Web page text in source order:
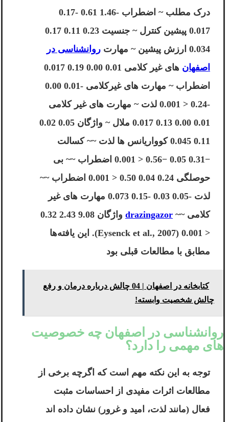
درک مطلب ~ اضطراب -1.46 0.61 -0.17
0.017 پیشین کنترل ~ جنسیت 0.23 0.11 0.17
0.034 ارزش پیشین ~ مهارت
روانشناسی در
اصفهان
های غیر کلامی 0.01 0.00 0.19 0.017
اضطراب ~ مهارت های غیرکلامی -0.01 0.00
-0.24 < 0.001 لذت ~ مهارت های غیر کلامی
0.01 0.00 0.13 0.017 ملال ~ واژگان 0.05 0.02
0.11 0.045 کوواریانس ها لذت ~~ کسالت
−0.31 0.05 −0.56 < 0.001 اضطراب ~~ بی
حوصلگی 0.24 0.04 0.50 < 0.001 اضطراب ~~
لذت -0.05 0.03 -0.15 0.073 مهارت های غیر
کلامی ~~ drazingazor
واژگان 9.08 2.43 0.32
< 0.001 (Eysenck et al., 2007). این یافته‌ها
مطابق با مطالعات قبلی بود
کتابخانه در اصفهان | 04 چالش درباره درمان و رفع
چالش شخصیت وابسته!
روانشناسی در اصفهان چه خصوصیت
های مهمی را دارد؟
توجه به این نکته مهم است که اگرچه برخی از
مطالعات اثرات مفیدی از احساسات مثبت
فعال (مانند لذت، امید و غرور) نشان داده اند